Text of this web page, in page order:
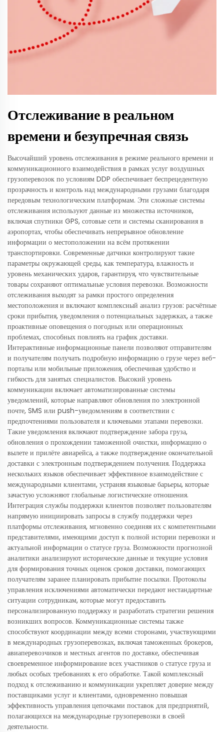
Отслеживание в реальном
времени и безупречная связь
Высочайший уровень отслеживания в режиме реального времени и
коммуникационного взаимодействия в рамках услуг воздушных
грузоперевозок по условиям DDP обеспечивает беспрецедентную
прозрачность и контроль над международными грузами благодаря
передовым технологическим платформам. Эти сложные системы
отслеживания используют данные из множества источников,
включая спутники GPS, сотовые сети и системы сканирования в
аэропортах, чтобы обеспечивать непрерывное обновление
информации о местоположении на всём протяжении
транспортировки. Современные датчики контролируют такие
параметры окружающей среды, как температура, влажность и
уровень механических ударов, гарантируя, что чувствительные
товары сохраняют оптимальные условия перевозки. Возможности
отслеживания выходят за рамки простого определения
местоположения и включают комплексный анализ грузов: расчётные
сроки прибытия, уведомления о потенциальных задержках, а также
проактивные оповещения о погодных или операционных
проблемах, способных повлиять на график доставки.
Интерактивные информационные панели позволяют отправителям
и получателям получать подробную информацию о грузе через веб-
порталы или мобильные приложения, обеспечивая удобство и
гибкость для занятых специалистов. Высокий уровень
коммуникации включает автоматизированные системы
уведомлений, которые направляют обновления по электронной
почте, SMS или push-уведомлениям в соответствии с
предпочтениями пользователя и ключевыми этапами перевозки.
Такие уведомления включают подтверждение забора груза,
обновления о прохождении таможенной очистки, информацию о
вылете и прилёте авиарейса, а также подтверждение окончательной
доставки с электронным подтверждением получения. Поддержка
нескольких языков обеспечивает эффективное взаимодействие с
международными клиентами, устраняя языковые барьеры, которые
зачастую усложняют глобальные логистические отношения.
Интеграция службы поддержки клиентов позволяет пользователям
напрямую инициировать запросы в службу поддержки через
платформы отслеживания, мгновенно соединяя их с компетентными
представителями, имеющими доступ к полной истории перевозки и
актуальной информации о статусе груза. Возможности прогнозной
аналитики анализируют исторические данные и текущие условия
для формирования точных оценок сроков доставки, помогающих
получателям заранее планировать прибытие посылки. Протоколы
управления исключениями автоматически передают нестандартные
ситуации сотрудникам, которые могут предоставить
персонализированную поддержку и разработать стратегии решения
возникших вопросов. Коммуникационные системы также
способствуют координации между всеми сторонами, участвующими
в международных грузоперевозках, включая таможенных брокеров,
авиаперевозчиков и местных агентов по доставке, обеспечивая
своевременное информирование всех участников о статусе груза и
любых особых требованиях к его обработке. Такой комплексный
подход к отслеживанию и коммуникации укрепляет доверие между
поставщиками услуг и клиентами, одновременно повышая
эффективность управления цепочками поставок для предприятий,
полагающихся на международные грузоперевозки в своей
деятельности.